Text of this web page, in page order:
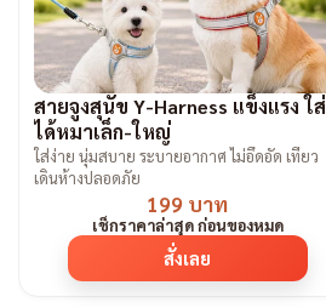
สายจูงสุนัข Y-Harness แข็งแรง ใส่
ได้หมาเล็ก-ใหญ่
ใส่ง่าย นุ่มสบาย ระบายอากาศ ไม่อึดอัด เที่ยว
เดินห้างปลอดภัย
199 บาท
เช็กราคาล่าสุด ก่อนของหมด
สั่งเลย